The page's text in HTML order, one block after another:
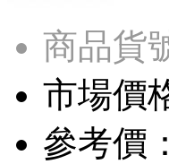
商品貨
市場價
參考價：